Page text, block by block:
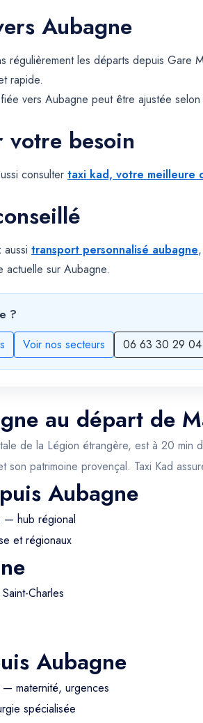
Aubagne
régulièrement les départs depuis Gare
rapide.
vers Aubagne peut être ajustée
votre besoin
consulter taxi kad, votre meilleure
transport personnalisé aubagne,
sur Aubagne.
?
Voir nos secteurs 06 63 30 29 04
au départ de
de la Légion étrangère, est à 20
patrimoine provençal. Taxi Kad
Aubagne
— hub régional
et régionaux
Charles
Aubagne
maternité, urgences
spécialisée